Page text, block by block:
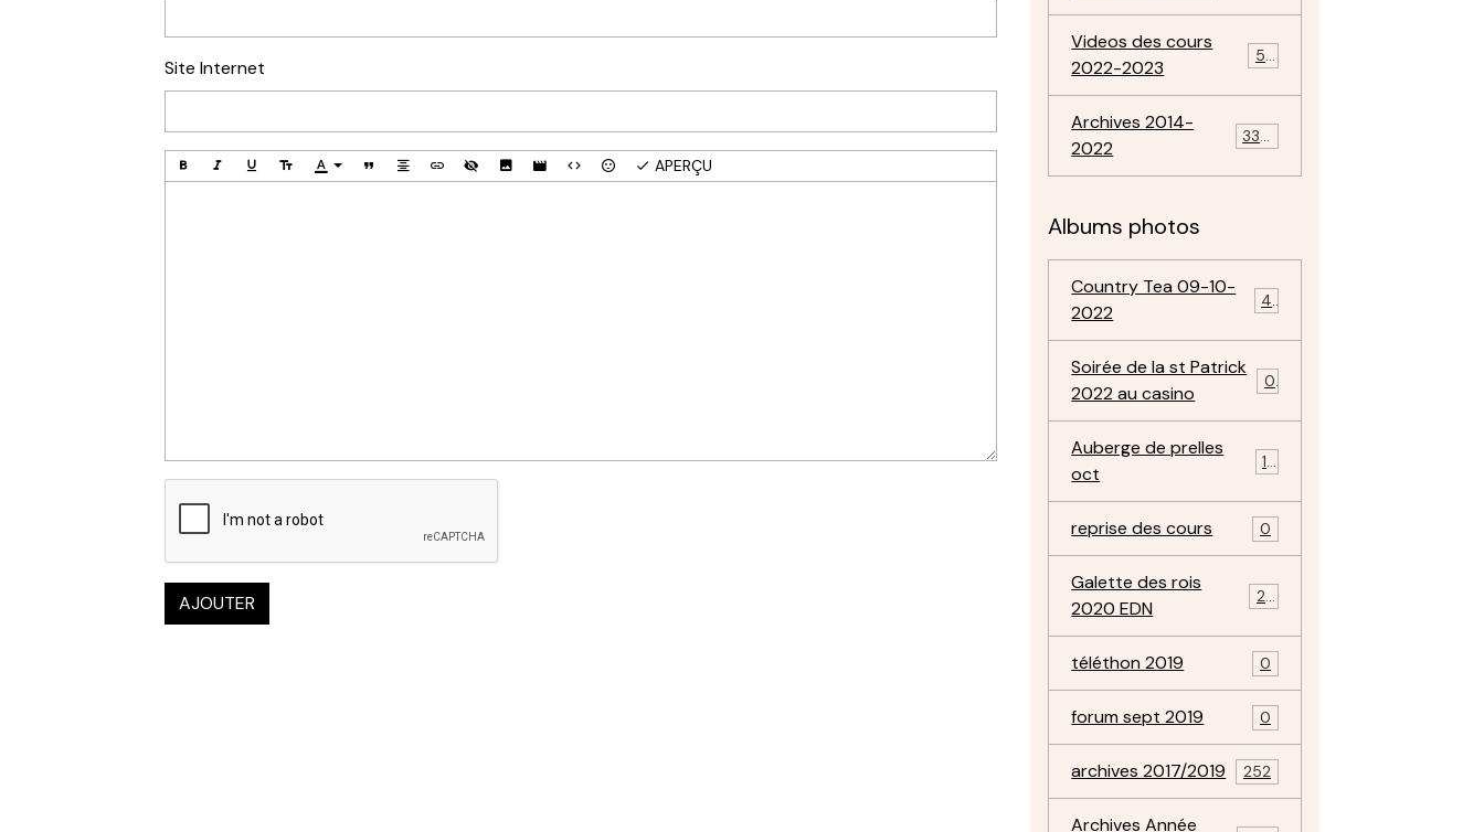
Site Internet
APERÇU
AJOUTER
Videos des cours
2022-2023
50
Archives 2014-
2022
334
Albums photos
Country Tea 09-10-
2022
4
Soirée de la st Patrick
2022 au casino
0
Auberge de prelles
oct
11
reprise des cours 0
Galette des rois
2020 EDN
22
téléthon 2019 0
forum sept 2019 0
archives 2017/2019 252
Archives Année